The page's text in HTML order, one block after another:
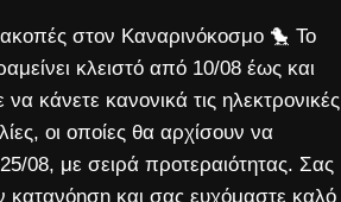
στον Καναρινόκοσμο 🐤 Το
κλειστό από 10/08 έως και
κάνετε κανονικά τις ηλεκτρονικές
οι οποίες θα αρχίσουν να
08, με σειρά προτεραιότητας. Σας
κατανόηση και σας ευχόμαστε καλό